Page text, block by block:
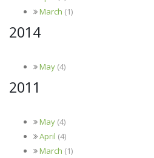
March (1)
2014
May (4)
2011
May (4)
April (4)
March (1)